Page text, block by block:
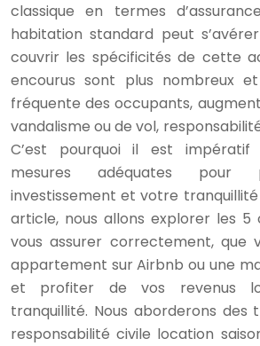
classique en termes
habitation standard peut
couvrir les spécificités de cette
encourus sont plus nombreux
fréquente des occupants,
vandalisme ou de vol,
C’est pourquoi il est
mesures adéquates pour
investissement et votre tranquillité
article, nous allons explorer les 5
vous assurer correctement, que
appartement sur Airbnb ou une
et profiter de vos revenus
tranquillité. Nous aborderons des
responsabilité civile location